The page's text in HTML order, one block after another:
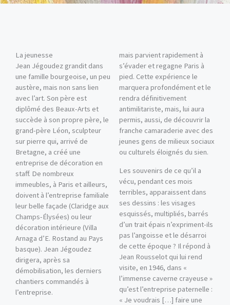
La jeunesse
Jean Jégoudez grandit dans
une famille bourgeoise, un peu
austère, mais non sans lien
avec l’art. Son père est
diplômé des Beaux-Arts et
succède à son propre père, le
grand-père Léon, sculpteur
sur pierre qui, arrivé de
Bretagne, a créé une
entreprise de décoration en
staff. De nombreux
immeubles, à Paris et ailleurs,
doivent à l’entreprise familiale
leur belle façade (Claridge aux
Champs-Élysées) ou leur
décoration intérieure (Villa
Arnaga d’E. Rostand au Pays
basque). Jean Jégoudez
dirigera, après sa
démobilisation, les derniers
chantiers commandés à
l’entreprise.
mais parvient rapidement à
s’évader et regagne Paris à
pied. Cette expérience le
marquera profondément et le
rendra définitivement
antimilitariste, mais, lui aura
permis, aussi, de découvrir la
franche camaraderie avec des
jeunes gens de milieux sociaux
ou culturels éloignés du sien.
Les souvenirs de ce qu’il a
vécu, pendant ces mois
terribles, apparaissent dans
ses dessins : les visages
esquissés, multipliés, barrés
d’un trait épais n’expriment-ils
pas l’angoisse et le désarroi
de cette époque ? Il répond à
Jean Rousselot qui lui rend
visite, en 1946, dans «
l’immense caverne crayeuse »
qu’est l’entreprise paternelle :
« Je voudrais […] faire une